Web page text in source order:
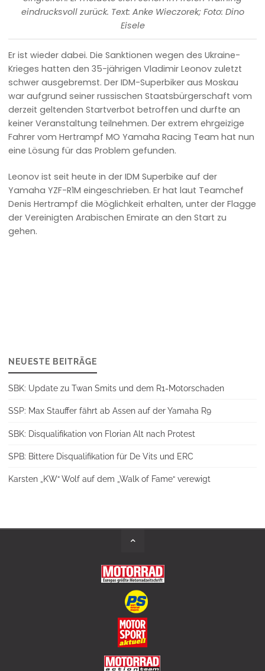
eindrucksvoll zurück. Text: Anke Wieczorek; Foto: Dino
Eisele
Er ist wieder dabei. Die Sanktionen wegen des Ukraine-
Krieges hatten den 35-jährigen Vladimir Leonov zuletzt
schwer ausgebremst. Der IDM-Superbiker aus Moskau
war aufgrund seiner russischen Staatsbürgerschaft vom
derzeit geltenden Startverbot betroffen und durfte an
keiner Veranstaltung teilnehmen. Der extrem ehrgeizige
Fahrer vom Hertrampf MO Yamaha Racing Team hat nun
eine Lösung für das Problem gefunden.
Leonov ist seit heute in der IDM Superbike auf der
Yamaha YZF-R1M eingeschrieben. Er hat laut Teamchef
Denis Hertrampf die Möglichkeit erhalten, unter der Flagge
der Vereinigten Arabischen Emirate an den Start zu
gehen.
NEUESTE BEITRÄGE
SBK: Update zu Twan Smits und dem R1-Motorschaden
SSP: Max Stauffer fährt ab Assen auf der Yamaha R9
SBK: Disqualifikation von Florian Alt nach Protest
SPB: Bittere Disqualifikation für De Vits und ERC
Karsten „KW“ Wolf auf dem „Walk of Fame“ verewigt
Back